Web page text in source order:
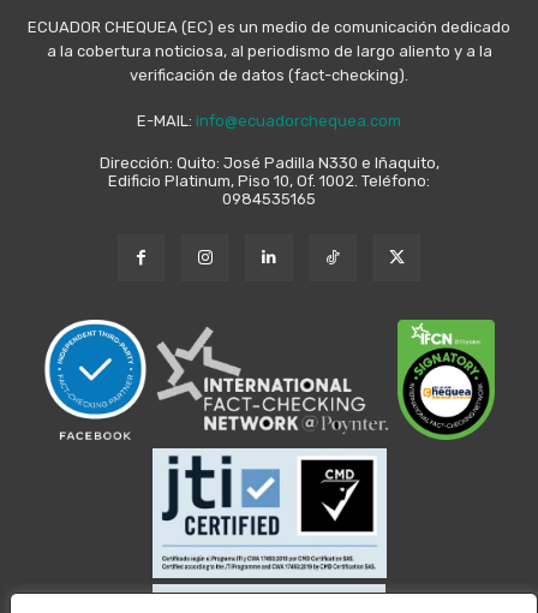
ECUADOR CHEQUEA (EC) es un medio de comunicación dedicado
a la cobertura noticiosa, al periodismo de largo aliento y a la
verificación de datos (fact-checking).
E-MAIL: info@ecuadorchequea.com
Dirección: Quito: José Padilla N330 e Iñaquito,
Edificio Platinum, Piso 10, Of. 1002. Teléfono:
0984535165